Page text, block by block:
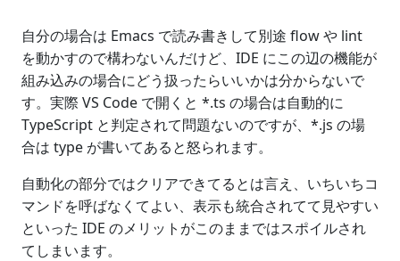
自分の場合は Emacs で読み書きして別途 flow や lint
を動かすので構わないんだけど、IDE にこの辺の機能が
組み込みの場合にどう扱ったらいいかは分からないで
す。実際 VS Code で開くと *.ts の場合は自動的に
TypeScript と判定されて問題ないのですが、*.js の場
合は type が書いてあると怒られます。
自動化の部分ではクリアできてるとは言え、いちいちコ
マンドを呼ばなくてよい、表示も統合されてて見やすい
といった IDE のメリットがこのままではスポイルされ
てしまいます。